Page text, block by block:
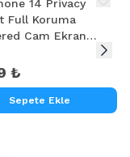
14 Privacy
Full Koruma
Cam Ekran
₺
Sepete Ekle